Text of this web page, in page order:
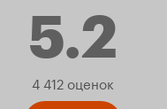
5.2
4 412 оценок